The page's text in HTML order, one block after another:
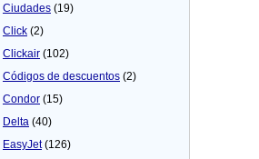
Ciudades (19)
Click (2)
Clickair (102)
Códigos de descuentos (2)
Condor (15)
Delta (40)
EasyJet(126)